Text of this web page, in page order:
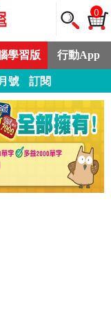
0
學習版 行動App
號 訂閱